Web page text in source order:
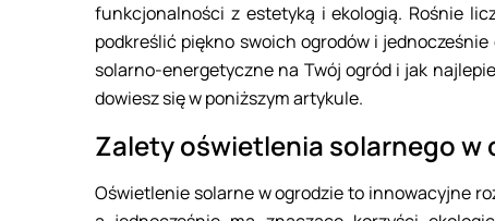
funkcjonalności z estetyką i ekologią. Rośnie
podkreślić piękno swoich ogrodów i
solarno-energetyczne na Twój ogród i jak
dowiesz się w poniższym artykule.
Zalety oświetlenia solarnego w
Oświetlenie solarne w ogrodzie to innowacyjne